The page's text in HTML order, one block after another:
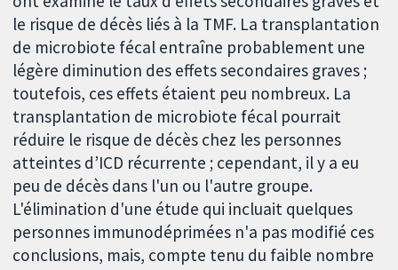
le risque de décès liés à la TMF. La transplantation
de microbiote fécal entraîne probablement une
légère diminution des effets secondaires graves ;
toutefois, ces effets étaient peu nombreux. La
transplantation de microbiote fécal pourrait
réduire le risque de décès chez les personnes
atteintes d’ICD récurrente ; cependant, il y a eu
peu de décès dans l'un ou l'autre groupe.
L'élimination d'une étude qui incluait quelques
personnes immunodéprimées n'a pas modifié ces
conclusions, mais, compte tenu du faible nombre